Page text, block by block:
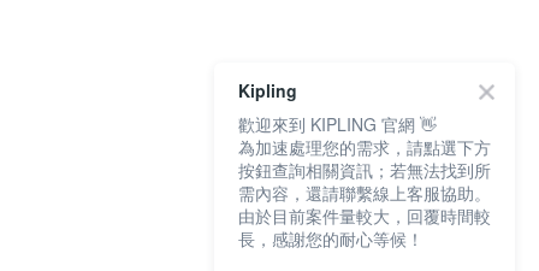
Kipling
歡迎來到 KIPLING 官網 👋
為加速處理您的需求，請點選下方
按鈕查詢相關資訊；若無法找到所
需內容，還請聯繫線上客服協助。
由於目前案件量較大，回覆時間較
長，感謝您的耐心等候！